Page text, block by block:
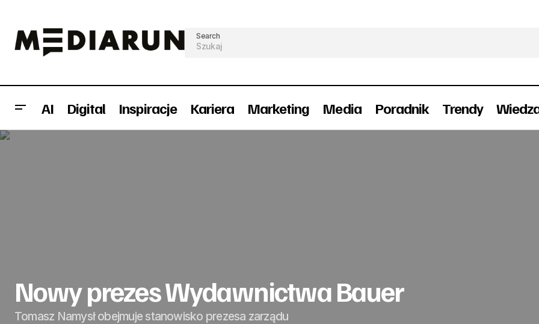
Search
AI Digital Inspiracje Kariera Marketing Media Poradnik Trendy
Nowy prezes Wydawnictwa Bauer
Tomasz Namysł obejmuje stanowisko prezesa zarządu